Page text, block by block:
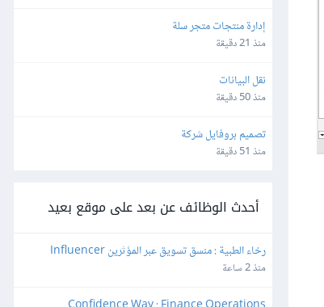
إدارة منتجات متجر سلة
منذ 21 دقيقة
نقل البيانات
منذ 50 دقيقة
تصميم بروفايل شركة
منذ 51 دقيقة
أحدث الوظائف عن بعد على موقع بعيد
Marketing and Production Coordinator
منذ 2 ساعة